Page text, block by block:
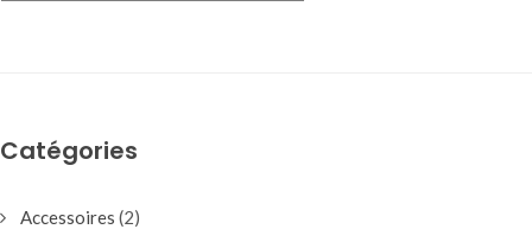
Catégories
Accessoires (2)